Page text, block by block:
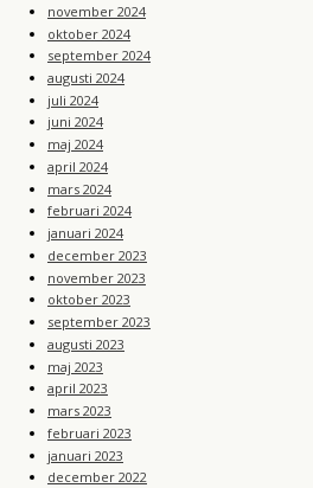
november 2024
oktober 2024
september 2024
augusti 2024
juli 2024
juni 2024
maj 2024
april 2024
mars 2024
februari 2024
januari 2024
december 2023
november 2023
oktober 2023
september 2023
augusti 2023
maj 2023
april 2023
mars 2023
februari 2023
januari 2023
december 2022